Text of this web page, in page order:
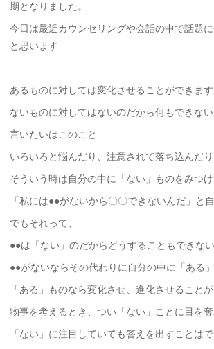
期となりました。
今日は最近カウンセリングや会話の中で話題
と思います
あるものに対しては変化させることができま
ないものに対してはないのだから何もできない
言いたいはこのこと
いろいろと悩んだり、注意されて落ち込んだり
そういう時は自分の中に「ない」ものをみつ
「私には●●がないから〇〇できないんだ」と
でもそれって、
●●は「ない」のだからどうすることもできな
●●がないならその代わりに自分の中に「ある
「ある」ものなら変化させ、進化させることが
物事を考えるとき、つい「ない」ことに目を奪
「ない」に注目していても答えを出すことはで